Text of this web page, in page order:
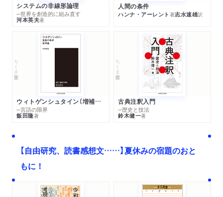
システムの非線形論理
─世界を創造的に組み直す
河本英夫著
人間の条件
ハンナ・アーレント 著志水速雄訳
ちくま学芸文庫
ウィトゲンシュタイン〔増補新版〕
─言語の限界
飯田隆著
ちくま学芸文庫
古典注釈入門
─歴史と技法
鈴木健一著
【自由研究、読書感想文……】夏休みの宿題のおと
もに！